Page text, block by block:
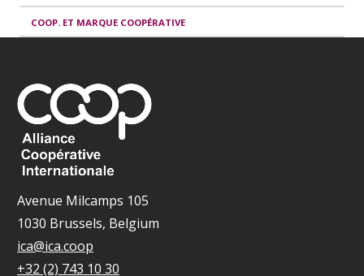
COOP. ET MARQUE COOPÉRATIVE
Avenue Milcamps 105
1030 Brussels, Belgium
ica@ica.coop
+32 (2) 743 10 30